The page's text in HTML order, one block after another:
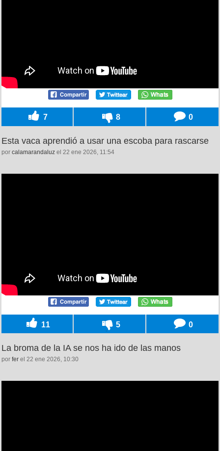
7 8 0
Esta vaca aprendió a usar una escoba para rascarse
por calamarandaluz el 22 ene 2026, 11:54
11 5 0
La broma de la IA se nos ha ido de las manos
por fer el 22 ene 2026, 10:30